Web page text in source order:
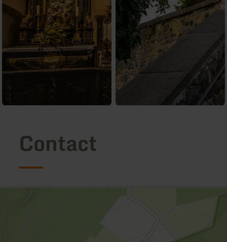
Contact